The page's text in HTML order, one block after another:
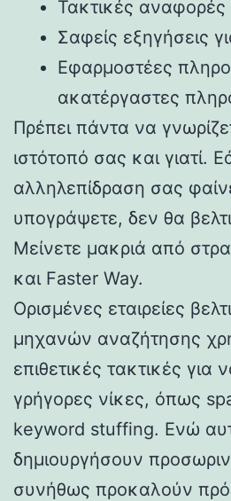
Τακτικές
Σαφείς εξηγήσεις
Εφαρμοστέες
ακατέργαστες
Πρέπει πάντα να
ιστότοπό σας και γιατί.
αλληλεπίδραση σας
υπογράψετε, δεν θα
Μείνετε μακριά από
και Faster Way.
Ορισμένες εταιρείες
μηχανών αναζήτησης
επιθετικές τακτικές για
γρήγορες νίκες, όπως
keyword stuffing. Ενώ
δημιουργήσουν
συνήθως προκαλούν